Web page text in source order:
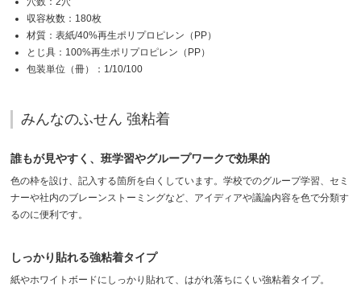
収容枚数：180枚
材質：表紙/40%再生ポリプロピレン（PP）
とじ具：100%再生ポリプロピレン（PP）
包装単位（冊）：1/10/100
みんなのふせん 強粘着
誰もが見やすく、班学習やグループワークで効果的
色の枠を設け、記入する箇所を白くしています。学校でのグループ学習、セミ
ナーや社内のブレーンストーミングなど、アイディアや議論内容を色で分類す
るのに便利です。
しっかり貼れる強粘着タイプ
紙やホワイトボードにしっかり貼れて、はがれ落ちにくい強粘着タイプ。